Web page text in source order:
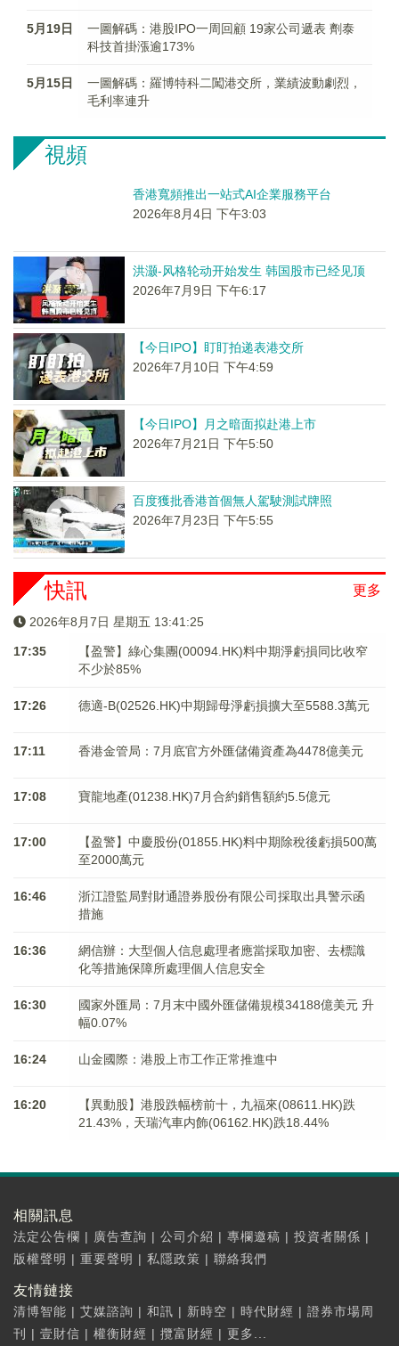
5月19日
一圖解碼：港股IPO一周回顧 19家公司遞表 劑泰
科技首掛漲逾173%
5月15日
一圖解碼：羅博特科二闖港交所，業績波動劇烈，
毛利率連升
視頻
香港寬頻推出一站式AI企業服務平台
2026年8月4日 下午3:03
洪灏-风格轮动开始发生 韩国股市已经见顶
2026年7月9日 下午6:17
【今日IPO】盯盯拍递表港交所
2026年7月10日 下午4:59
【今日IPO】月之暗面拟赴港上市
2026年7月21日 下午5:50
百度獲批香港首個無人駕駛測試牌照
2026年7月23日 下午5:55
更多
快訊
2026年8月7日 星期五 13:41:27
17:35
【盈警】綠心集團(00094.HK)料中期淨虧損同比收窄
不少於85%
17:26 德適-B(02526.HK)中期歸母淨虧損擴大至5588.3萬元
17:11 香港金管局：7月底官方外匯儲備資產為4478億美元
17:08 寶龍地產(01238.HK)7月合約銷售額約5.5億元
17:00
【盈警】中慶股份(01855.HK)料中期除稅後虧損500萬
至2000萬元
16:46
浙江證監局對財通證券股份有限公司採取出具警示函
措施
16:36
網信辦：大型個人信息處理者應當採取加密、去標識
化等措施保障所處理個人信息安全
16:30
國家外匯局：7月末中國外匯儲備規模34188億美元 升
幅0.07%
16:24 山金國際：港股上市工作正常推進中
16:20
【異動股】港股跌幅榜前十，九福來(08611.HK)跌
21.43%，天瑞汽車内飾(06162.HK)跌18.44%
相關訊息
法定公告欄 | 廣告查詢 | 公司介紹 | 專欄邀稿 | 投資者關係 |
版權聲明 | 重要聲明 | 私隱政策 | 聯絡我們
友情鏈接
清博智能 | 艾媒諮詢 | 和訊 | 新時空 | 時代財經 | 證券市場周
刊
| 壹財信 | 權衡財經 | 攬富財經 | 更多...